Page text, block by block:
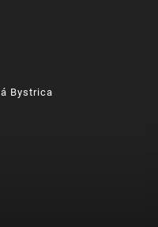
Bystrica